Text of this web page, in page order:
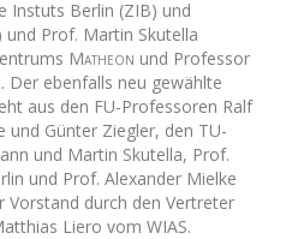
Instuts Berlin (ZIB) und
Prof. Martin Skutella
Matheon und Professor
Der ebenfalls neu gewählte
aus den FU-Professoren Ralf
und Günter Ziegler, den TU-
und Martin Skutella, Prof.
und Prof. Alexander Mielke
Vorstand durch den Vertreter
Liero vom WIAS.